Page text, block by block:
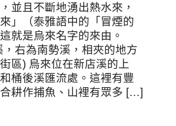
並且不斷地湧出熱水來，
」（泰雅語中的「冒煙的
就是烏來名字的來由。
，右為南勢溪，相夾的地方
區) 烏來位在新店溪的上
桶後溪匯流處。這裡有豐
耕作捕魚、山裡有眾多 […]